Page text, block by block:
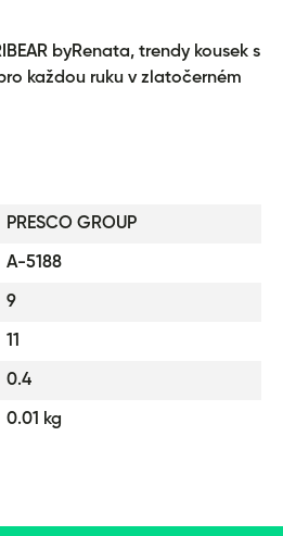
byRenata, trendy kousek s
každou ruku v zlatočerném
PRESCO GROUP
A-5188
9
11
0.4
0.01 kg